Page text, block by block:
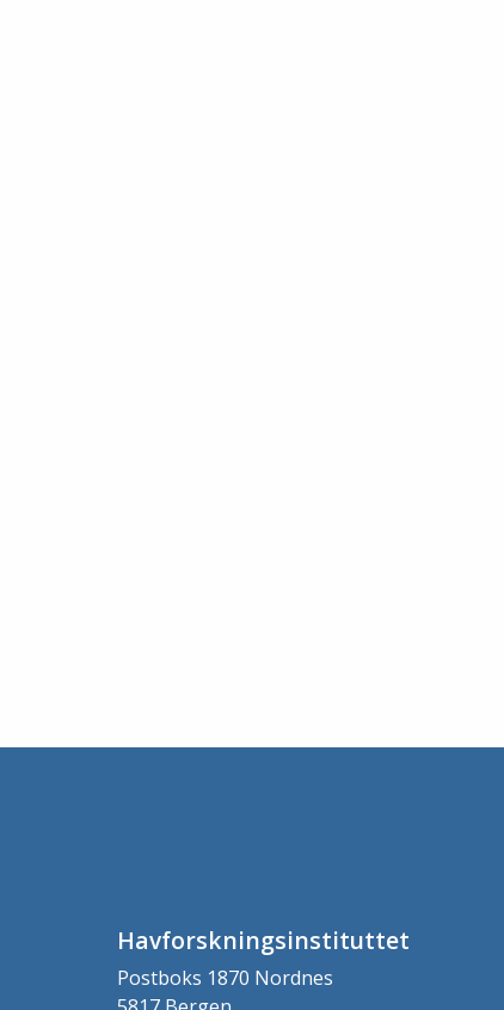
Havforskningsinstituttet
Postboks 1870 Nordnes